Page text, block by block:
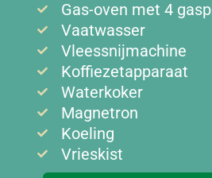
Gas-oven met 4
Vaatwasser
Vleessnijmachine
Koffiezetapparaat
Waterkoker
Magnetron
Koeling
Vrieskist